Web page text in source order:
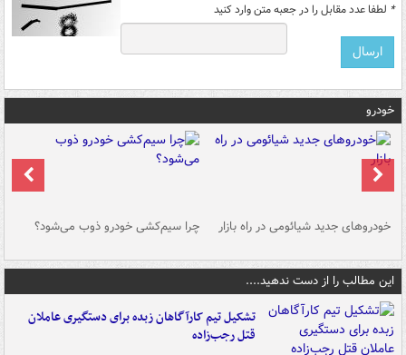
* لطفا عدد مقابل را در جعبه متن وارد کنید
خودرو
خودروهای جدید شیائومی در راه بازار چرا سیم‌کشی خودرو ذوب می‌شود؟
این مطالب را از دست ندهید....
تشکیل تیم کارآگاهان زبده برای دستگیری عاملان
قتل رجب‌زاده